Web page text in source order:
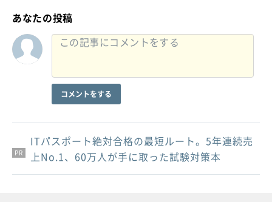
あなたの投稿
コメントをする
PR
PR
PR
ITパスポート絶対合格の最短ルート。5年連続売
上No.1、60万人が手に取った試験対策本